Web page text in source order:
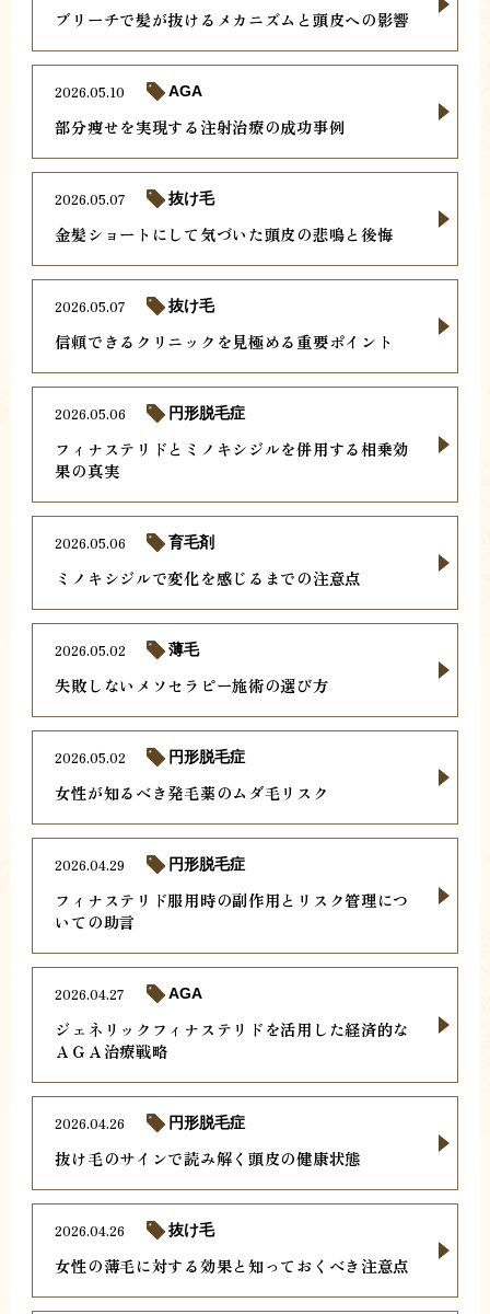
ブリーチで髪が抜けるメカニズムと頭皮への影響
部分痩せを実現する注射治療の成功事例
2026.05.10 AGA
金髪ショートにして気づいた頭皮の悲鳴と後悔
2026.05.07 抜け毛
信頼できるクリニックを見極める重要ポイント
2026.05.07 抜け毛
フィナステリドとミノキシジルを併用する相乗効
果の真実
2026.05.06 円形脱毛症
ミノキシジルで変化を感じるまでの注意点
2026.05.06 育毛剤
失敗しないメソセラピー施術の選び方
2026.05.02 薄毛
女性が知るべき発毛薬のムダ毛リスク
2026.05.02 円形脱毛症
フィナステリド服用時の副作用とリスク管理につ
いての助言
2026.04.29 円形脱毛症
ジェネリックフィナステリドを活用した経済的な
ＡＧＡ治療戦略
2026.04.27 AGA
抜け毛のサインで読み解く頭皮の健康状態
2026.04.26 円形脱毛症
女性の薄毛に対する効果と知っておくべき注意点
2026.04.26 抜け毛